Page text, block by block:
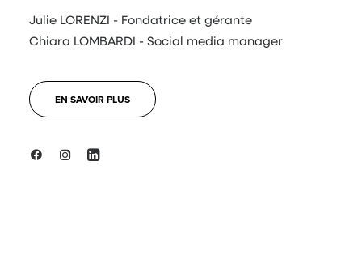
Julie LORENZI - Fondatrice et gérante
Chiara LOMBARDI - Social media manager
EN SAVOIR PLUS